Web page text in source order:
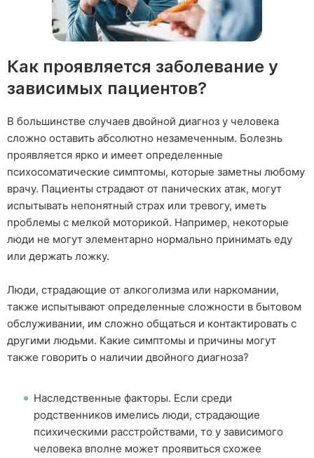
Как проявляется заболевание у
зависимых пациентов?
В большинстве случаев двойной диагноз у человека
сложно оставить абсолютно незамеченным. Болезнь
проявляется ярко и имеет определенные
психосоматические симптомы, которые заметны любому
врачу. Пациенты страдают от панических атак, могут
испытывать непонятный страх или тревогу, иметь
проблемы с мелкой моторикой. Например, некоторые
люди не могут элементарно нормально принимать еду
или держать ложку.
Люди, страдающие от алкоголизма или наркомании,
также испытывают определенные сложности в бытовом
обслуживании, им сложно общаться и контактировать с
другими людьми. Какие симптомы и причины могут
также говорить о наличии двойного диагноза?
Наследственные факторы. Если среди
родственников имелись люди, страдающие
психическими расстройствами, то у зависимого
человека вполне может проявиться схожее